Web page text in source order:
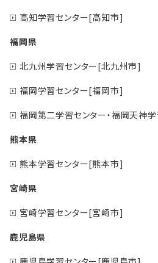
高知学習センター[高知市]
福岡県
北九州学習センター[北九州市]
福岡学習センター[福岡市]
福岡第二学習センター・福岡天神
熊本県
熊本学習センター[熊本市]
宮崎県
宮崎学習センター[宮崎市]
鹿児島県